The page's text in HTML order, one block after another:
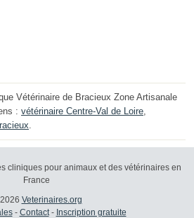
Vétérinaire de Bracieux Zone Artisanale
: vétérinaire Centre-Val de Loire
cliniques pour animaux et des vétérinaires en
France
Veterinaires.org
- Contact- Inscription gratuite